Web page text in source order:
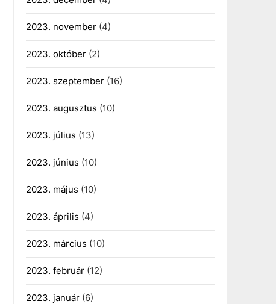
2023. november(4)
2023. október(2)
2023. szeptember(16)
2023. augusztus (10)
2023. július (13)
2023. június (10)
2023. május (10)
2023. április (4)
2023. március (10)
2023. február(12)
2023. január(6)